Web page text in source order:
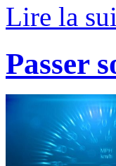
Lire la
Passer